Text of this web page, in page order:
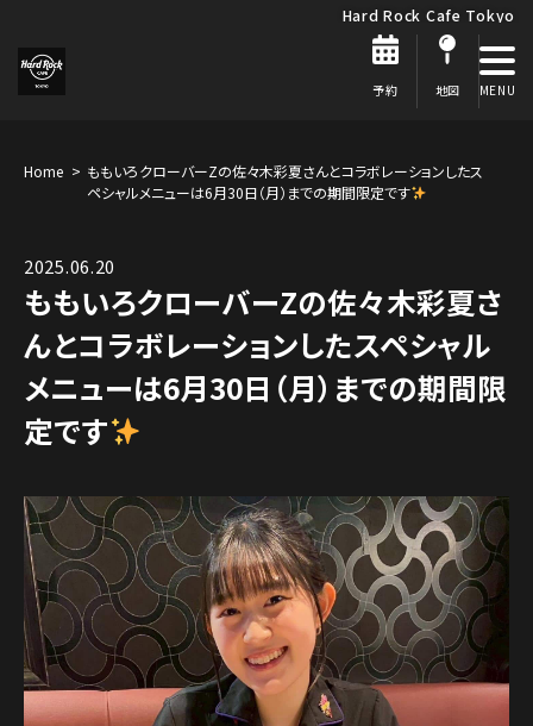
Hard Rock Cafe Tokyo
予約 地図
Home
ももいろクローバーZの佐々木彩夏さんとコラボレーションしたス
ペシャルメニューは6月30日（月）までの期間限定です
2025.06.20
ももいろクローバーZの佐々木彩夏さ
んとコラボレーションしたスペシャル
メニューは6月30日（月）までの期間限
定です